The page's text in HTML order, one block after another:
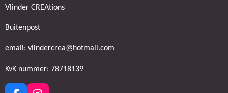
Vlinder CREAtions
Buitenpost
email: vlindercrea@hotmail.com
KvK nummer: 78718139